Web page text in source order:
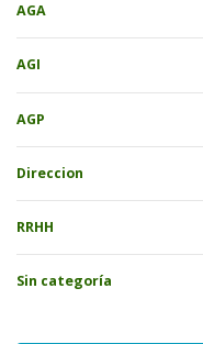
AGA
AGI
AGP
Direccion
RRHH
Sin categoría